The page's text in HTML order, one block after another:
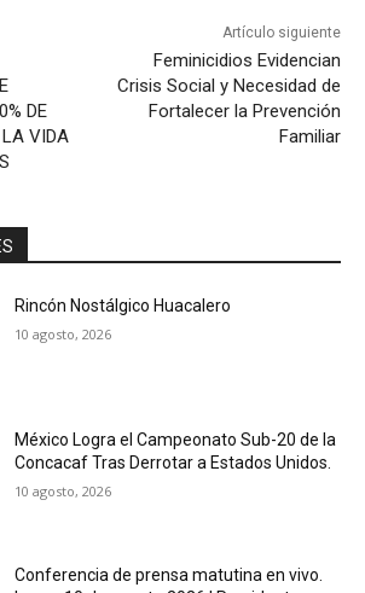
DE
VIDA
Artículo siguiente
Feminicidios Evidencian
Crisis Social y Necesidad de
Fortalecer la Prevención
Familiar
Rincón Nostálgico Huacalero
10 agosto, 2026
México Logra el Campeonato Sub-20 de la
Concacaf Tras Derrotar a Estados Unidos.
10 agosto, 2026
Conferencia de prensa matutina en vivo.